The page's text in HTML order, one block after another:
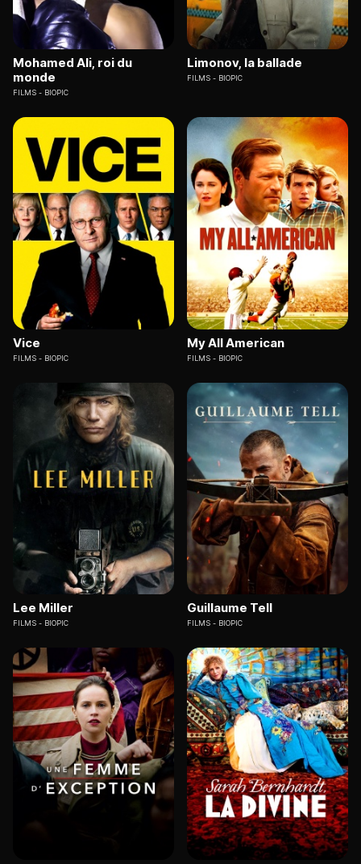
Mohamed Ali, roi du
monde
FILMS BIOPIC
Limonov, la ballade
FILMS BIOPIC
Vice
FILMS BIOPIC
My All American
FILMS BIOPIC
Lee Miller
FILMS BIOPIC
Guillaume Tell
FILMS BIOPIC